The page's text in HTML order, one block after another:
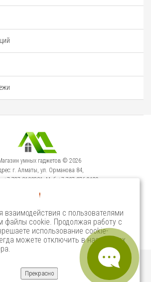
умных гаджетов © 2026
г. Алматы, ул. Орманова 84,
+7-727-3100231, Моб: +7-707-376-9129
Центр: г. Алматы, ул. Орманова 84.
Select Language ▼
!
взаимодействия с пользователями
файлы cookie. Продолжая работу с
использование cookie-
можете отключить в настройках
Прекрасно